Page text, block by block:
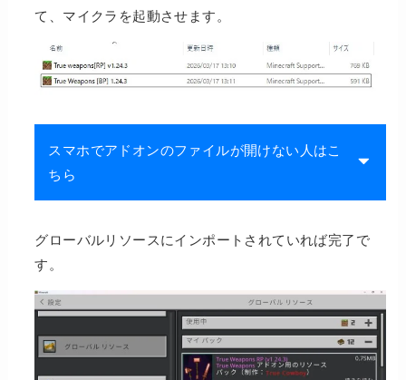
て、マイクラを起動させます。
スマホでアドオンのファイルが開けない人はこ
ちら
グローバルリソースにインポートされていれば完了で
す。